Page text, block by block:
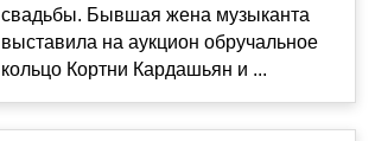
свадьбы. Бывшая жена музыканта
выставила на аукцион обручальное
кольцо Кортни Кардашьян и ...